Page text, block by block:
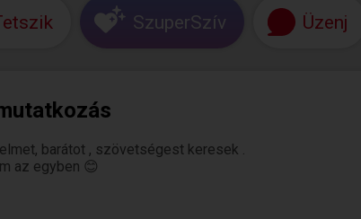
SzuperSzív Üzenj
barátot , szövetségest keresek .
az egyben 😊